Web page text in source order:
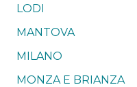
LODI
MANTOVA
MILANO
MONZA E BRIANZA